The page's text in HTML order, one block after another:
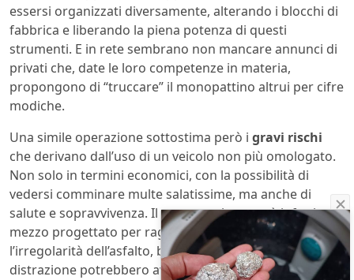
essersi organizzati diversamente, alterando i blocchi di
fabbrica e liberando la piena potenza di questi
strumenti. E in rete sembrano non mancare annunci di
privati che, date le loro competenze in materia,
propongono di “truccare” il monopattino altrui per cifre
modiche.
Una simile operazione sottostima però i gravi rischi
che derivano dall’uso di un veicolo non più omologato.
Non solo in termini economici, con la possibilità di
vedersi comminare multe salatissime, ma anche di
salute e sopravvivenza. Il monopattino non è infatti un
mezzo progettato per raggiungere
alte velocità :
l’irregolarità dell’asfalto, buche, sassi o la semplice
distrazione potrebbero avere effetti davvero disastrosi.